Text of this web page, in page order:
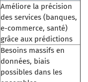
Améliore la précision
des services (banques,
e-commerce, santé)
grâce aux prédictions
Besoins massifs en
données, biais
possibles dans les